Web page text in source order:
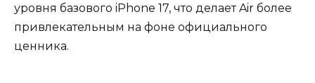
уровня базового iPhone 17, что делает Air более
привлекательным на фоне официального
ценника.